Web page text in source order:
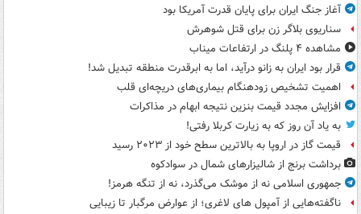
آغاز جنگ ایران برای پایان قدرت آمریکا بود
سناریوی بلاگر زن برای قتل شوهرش
مشاهده ۴ پلنگ در ارتفاعات میناب
قرار بود ایران به زانو درآید، اما به ابرقدرت منطقه تبدیل شد!
اهمیت تشخیص زودهنگام بیماری‌های دریچه‌ای قلب
افزایش مجدد قیمت بنزین نتیجه ابهام در مذاکرات
به یاد آن روز که به زیارت کربلا رفتی!
قیمت گاز در اروپا به بالاترین سطح خود از ۲۰۲۳ رسید
برداشت برنج از شالیزارهای شمال در سوادکوه
جمهوری اسلامی نه از موشک می‌گذرد، نه از تنگه هرمز!
ناگفته‌هایی از آمپول های لاغری؛ از عوارض مرگبار تا زیبایی